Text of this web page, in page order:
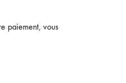
paiement, vous